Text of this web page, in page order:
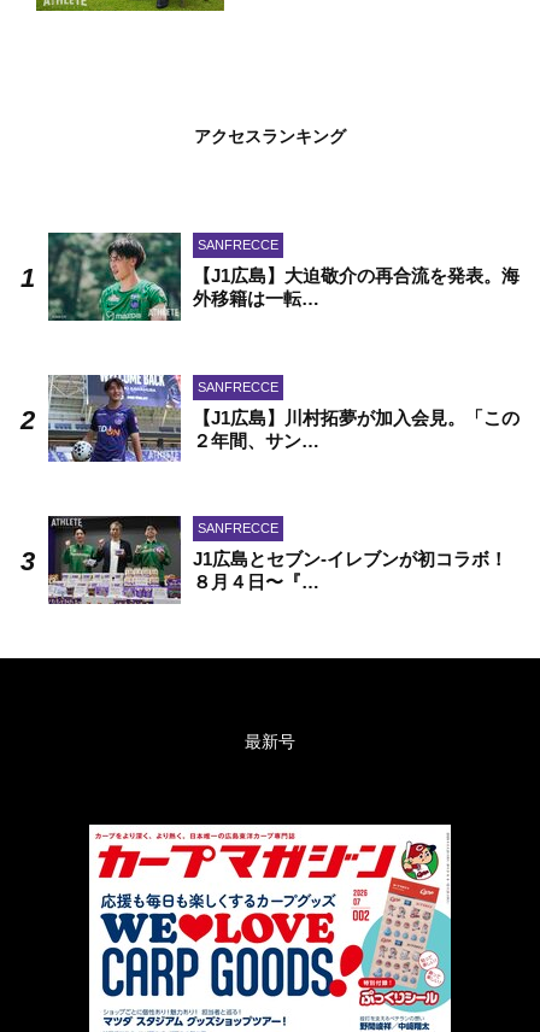
アクセスランキング
SANFRECCE
【J1広島】大迫敬介の再合流を発表。海
外移籍は一転…
SANFRECCE
【J1広島】川村拓夢が加入会見。「この
２年間、サン…
SANFRECCE
J1広島とセブン-イレブンが初コラボ！
８月４日〜『…
最新号